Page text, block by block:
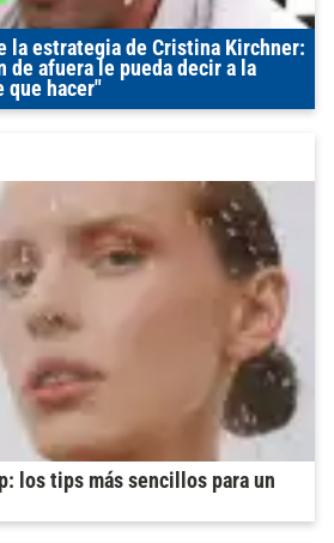
la estrategia de Cristina Kirchner:
de afuera le pueda decir a la
que hacer"
los tips más sencillos para un